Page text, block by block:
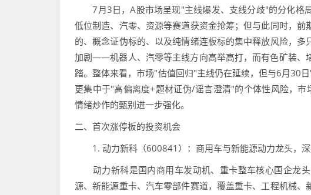
7月3日，A股市场呈现"主线爆发、支线分歧"的分化格局
低位制造、汽零、资源等赛道获资金抢筹；但与此同时，
的、概念证伪标的、以及纯情绪连板标的集中释放风险，
加剧——机器人、汽零等主线方向高举高打，而有色矿装、
踏。整体来看，市场"估值回归"主线仍在延续，但与6月30
更集中于"高偏离度+题材证伪/谣言澄清"的个体性风险，
情绪炒作的甄别进一步强化。
二、首次涨停板的投资机会
1. 动力新科（600841）：商用车与新能源动力龙头，深
动力新科是国内商用车发动机、重卡整车核心国企龙
源、新能源重卡、汽车零部件赛道，覆盖重卡、工程机械、